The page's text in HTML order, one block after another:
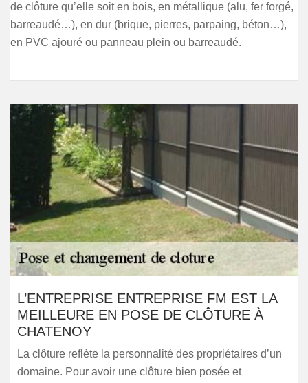
de clôture qu’elle soit en bois, en métallique (alu, fer forgé,
barreaudé…), en dur (brique, pierres, parpaing, béton…),
en PVC ajouré ou panneau plein ou barreaudé.
L’ENTREPRISE ENTREPRISE FM EST LA
MEILLEURE EN POSE DE CLÔTURE À
CHATENOY
La clôture reflète la personnalité des propriétaires d’un
domaine. Pour avoir une clôture bien posée et